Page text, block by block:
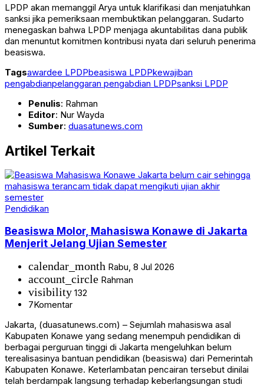
LPDP akan memanggil Arya untuk klarifikasi dan menjatuhkan
sanksi jika pemeriksaan membuktikan pelanggaran. Sudarto
menegaskan bahwa LPDP menjaga akuntabilitas dana publik
dan menuntut komitmen kontribusi nyata dari seluruh penerima
beasiswa.
Tagsawardee LPDPbeasiswa LPDPkewajiban
pengabdianpelanggaran pengabdian LPDPsanksi LPDP
Penulis: Rahman
Editor: Nur Wayda
Sumber: duasatunews.com
Artikel Terkait
Pendidikan
Beasiswa Molor, Mahasiswa Konawe di Jakarta
Menjerit Jelang Ujian Semester
calendar_month Rabu, 8 Jul 2026
account_circle Rahman
visibility 132
7Komentar
Jakarta, (duasatunews.com) – Sejumlah mahasiswa asal
Kabupaten Konawe yang sedang menempuh pendidikan di
berbagai perguruan tinggi di Jakarta mengeluhkan belum
terealisasinya bantuan pendidikan (beasiswa) dari Pemerintah
Kabupaten Konawe. Keterlambatan pencairan tersebut dinilai
telah berdampak langsung terhadap keberlangsungan studi